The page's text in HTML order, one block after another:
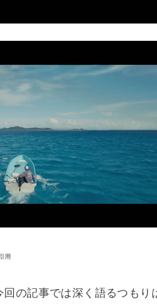
用
の記事では深く語るつも